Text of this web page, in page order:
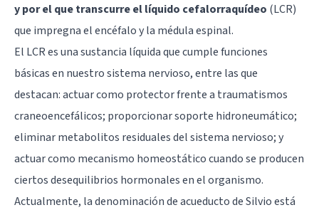
y por el que transcurre el líquido cefalorraquídeo (LCR)
que impregna el encéfalo y la médula espinal.
El LCR es una sustancia líquida que cumple funciones
básicas en nuestro sistema nervioso, entre las que
destacan: actuar como protector frente a traumatismos
craneoencefálicos; proporcionar soporte hidroneumático;
eliminar metabolitos residuales del sistema nervioso; y
actuar como mecanismo homeostático cuando se producen
ciertos desequilibrios hormonales en el organismo.
Actualmente, la denominación de acueducto de Silvio está